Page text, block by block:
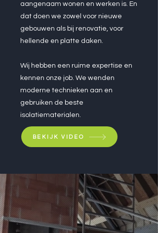
aangenaam wonen en werken is. En
dat doen we zowel voor nieuwe
gebouwen als bij renovatie, voor
hellende en platte daken.
Wij hebben een ruime expertise en
kennen onze job. We wenden
moderne technieken aan en
gebruiken de beste
isolatiematerialen.
BEKIJK VIDEO